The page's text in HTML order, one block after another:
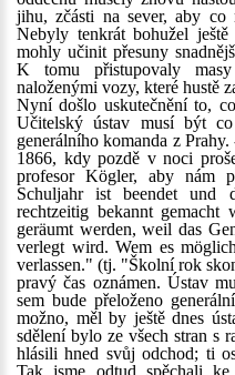
jihu, zčásti na sever, aby co
Nebyly tenkrát bohužel
mohly učinit přesuny
K tomu přistupovaly
naloženými vozy, které hustě
Nyní došlo uskutečnění to,
Učitelský ústav musí být
generálního komanda z
1866, kdy pozdě v noci
profesor Kögler, aby nám
Schuljahr ist beendet und
rechtzeitig bekannt gemacht
geräumt werden, weil das
verlegt wird. Wem es
verlassen." (tj. "Školní rok
pravý čas oznámen. Ústav
sem bude přeloženo
možno, měl by ještě dnes
sdělení bylo ze všech stran s
hlásili hned svůj odchod; ti
Tak jsme odtud spěchali